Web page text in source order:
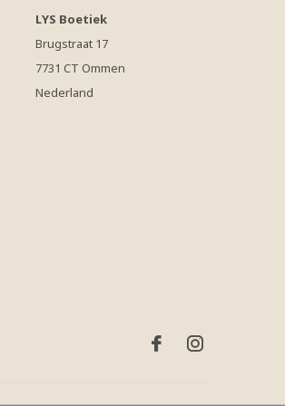
LYS Boetiek
Brugstraat 17
7731 CT Ommen
Nederland